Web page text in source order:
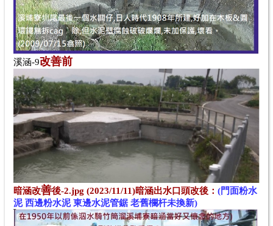
溪涵-9改善前
暗涵改善後-2.jpg (2023/11/11)暗涵出水口頭改後： (門面粉水
泥 西邊粉水泥 東邊水泥管鋸 老舊欄杆未換新)